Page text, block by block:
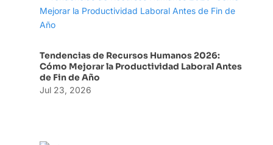
Tendencias de Recursos Humanos 2026:
Cómo Mejorar la Productividad Laboral Antes
de Fin de Año
Jul 23, 2026